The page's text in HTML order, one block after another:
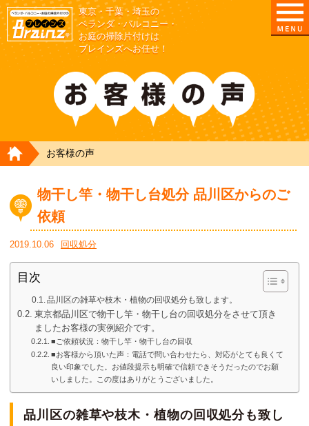
東京/埼玉/千葉/神奈川の ベランダ・庭の清掃片付け
東京・千葉・埼玉の
ベランダ・バルコニー・
お庭の掃除片付けは
ブレインズへお任せ！
HOME
お客様の声
物干し竿・物干し台処分 品川区からのご
依頼
2019.10.06 回収処分
目次
品川区の雑草や枝木・植物の回収処分も致します。
東京都品川区で物干し竿・物干し台の回収処分をさせて頂き
ましたお客様の実例紹介です。
■ご依頼状況：物干し竿・物干し台の回収
■お客様から頂いた声：電話で問い合わせたら、対応がとても良くて
良い印象でした。お値段提示も明確で信頼できそうだったのでお願
いしました。この度はありがとうございました。
品川区の雑草や枝木・植物の回収処分も致し